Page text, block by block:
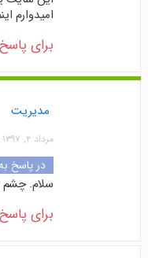
امیدوارم
برای
مدیریت
مرداد ۲, ۱۳۹۷ در ۱۷:۴۵
در پاسخ
سلام. چشم
برای